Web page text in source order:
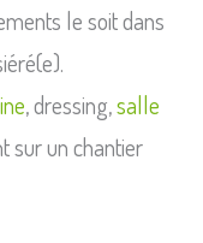
le soit dans
, dressing,salle
sur un chantier